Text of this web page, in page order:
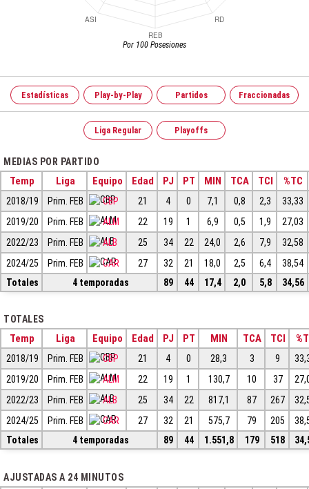
Por 100 Posesiones
Estadísticas Play-by-Play Partidos Fraccionadas
Liga Regular Playoffs
MEDIAS POR PARTIDO
Temp Liga Equipo Edad PJ PT MIN TCA TCI %TC
2018/19 Prim. FEB CBP 21 4 0 7,1 0,8 2,3
33,33
2019/20
Prim. FEB ALM 22 19 1 6,9 0,5 1,9
27,03
2022/23
Prim. FEB ALB 25 34 22 24,0 2,6 7,9
32,58
2024/25
Prim. FEB CAR 27 32 21 18,0 2,5 6,4
38,54
Totales
4 temporadas 89 44 17,4 2,0 5,8 34,56
TOTALES
Temp Liga Equipo Edad PJ PT MIN TCA TCI
2018/19 Prim. FEB CBP 21 4 0 28,3 3 9
2019/20
Prim. FEB ALM 22 19 1 130,7 10 37
2022/23
Prim. FEB ALB 25 34 22 817,1 87 267
2024/25
Prim. FEB CAR 27 32 21 575,7 79 205
Totales
4 temporadas 89 44 1.551,8 179 518
AJUSTADAS A 24 MINUTOS